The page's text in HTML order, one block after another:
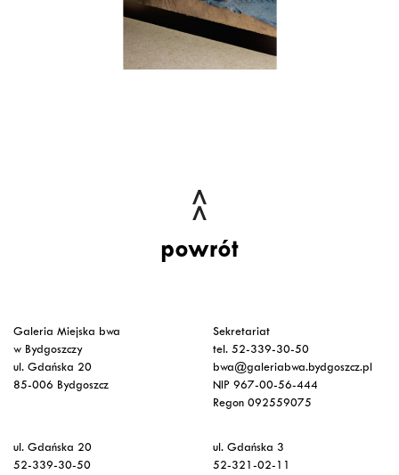
powrót
Galeria Miejska bwa
w Bydgoszczy
ul. Gdańska 20
85-006 Bydgoszcz
Sekretariat
tel. 52-339-30-50
bwa@galeriabwa.bydgoszcz.pl
NIP 967-00-56-444
Regon 092559075
ul. Gdańska 20
52-339-30-50
ul. Gdańska 3
52-321-02-11